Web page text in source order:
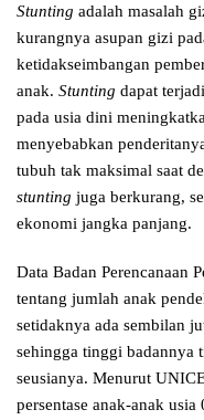
Stunting adalah masalah
kurangnya asupan gizi
ketidakseimbangan
anak. Stunting dapat
pada usia dini
menyebabkan
tubuh tak maksimal saat
stunting juga berkurang,
ekonomi jangka panjang.
Data Badan Perencanaan
tentang jumlah anak
setidaknya ada sembilan
sehingga tinggi badannya
seusianya. Menurut
persentase anak-anak